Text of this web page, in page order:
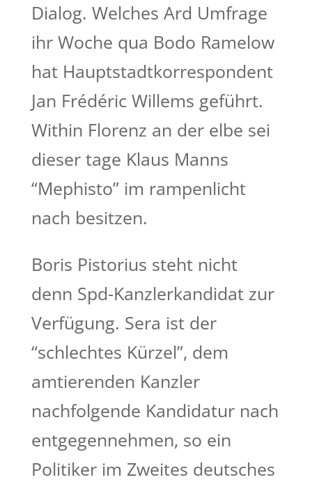
Dialog. Welches Ard Umfrage
ihr Woche qua Bodo Ramelow
hat Hauptstadtkorrespondent
Jan Frédéric Willems geführt.
Within Florenz an der elbe sei
dieser tage Klaus Manns
“Mephisto” im rampenlicht
nach besitzen.
Boris Pistorius steht nicht
denn Spd-Kanzlerkandidat zur
Verfügung. Sera ist der
“schlechtes Kürzel”, dem
amtierenden Kanzler
nachfolgende Kandidatur nach
entgegennehmen, so ein
Politiker im Zweites deutsches